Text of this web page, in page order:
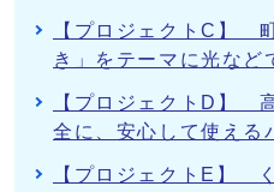
【プロジェクトC】
き」をテーマに光など
【プロジェクトD】
全に、安心して使える
【プロジェクトE】